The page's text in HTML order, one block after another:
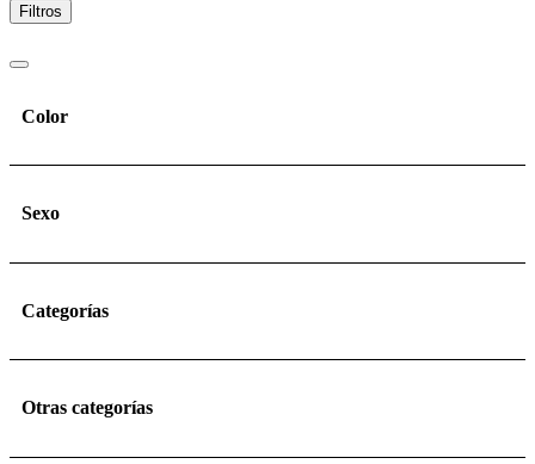
Filtros
Color
Sexo
Categorías
Otras categorías